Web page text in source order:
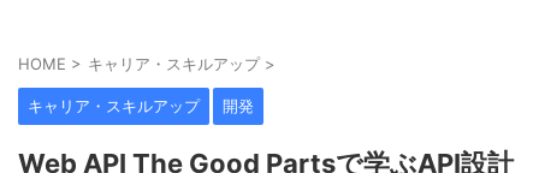
HOME > キャリア・スキルアップ >
キャリア・スキルアップ 開発
Web API The Good Partsで学ぶAPI設計